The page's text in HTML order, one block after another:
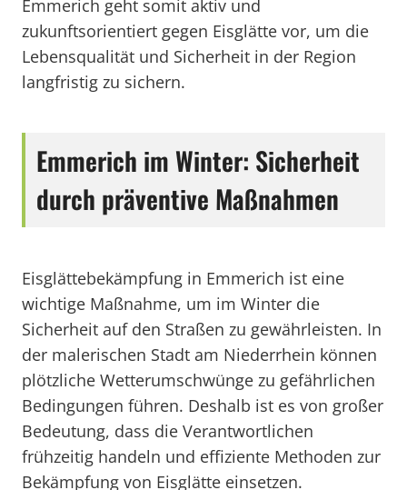
Emmerich geht somit aktiv und
zukunftsorientiert gegen Eisglätte vor, um die
Lebensqualität und Sicherheit in der Region
langfristig zu sichern.
Emmerich im Winter: Sicherheit
durch präventive Maßnahmen
Eisglättebekämpfung in Emmerich ist eine
wichtige Maßnahme, um im Winter die
Sicherheit auf den Straßen zu gewährleisten. In
der malerischen Stadt am Niederrhein können
plötzliche Wetterumschwünge zu gefährlichen
Bedingungen führen. Deshalb ist es von großer
Bedeutung, dass die Verantwortlichen
frühzeitig handeln und effiziente Methoden zur
Bekämpfung von Eisglätte einsetzen.